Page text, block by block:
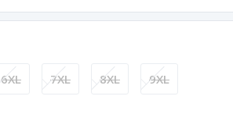
6XL 7XL 8XL 9XL